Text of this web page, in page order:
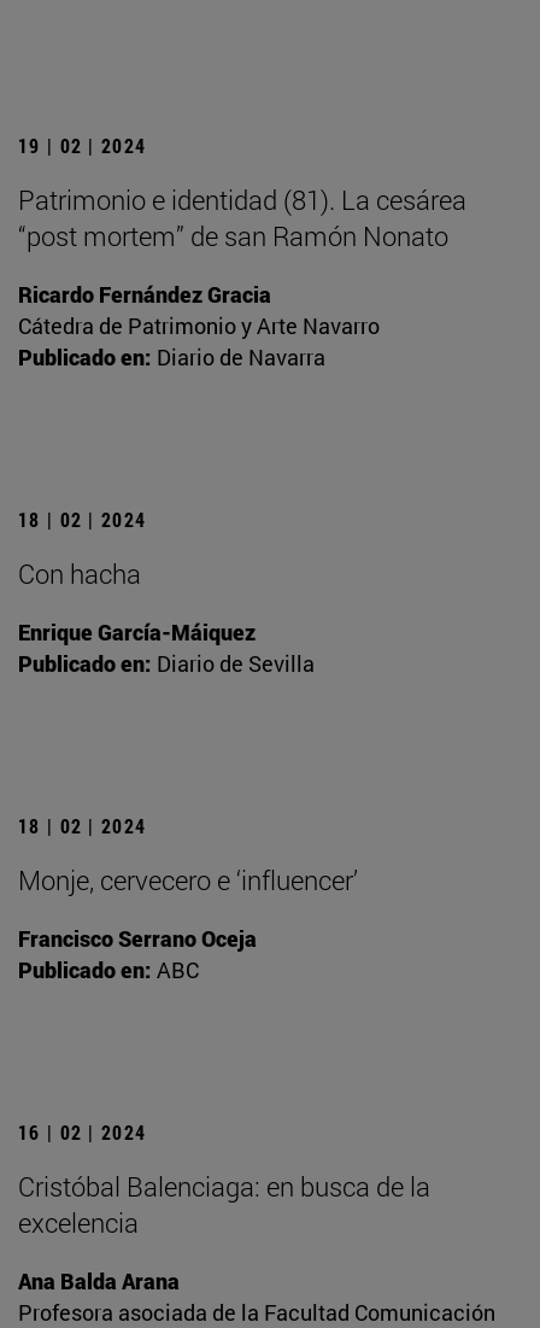
19 | 02 | 2024
Patrimonio e identidad (81). La cesárea
“post mortem” de san Ramón Nonato
Ricardo Fernández Gracia
Cátedra de Patrimonio y Arte Navarro
Publicado en: Diario de Navarra
18 | 02 | 2024
Con hacha
Enrique García-Máiquez
Publicado en: Diario de Sevilla
18 | 02 | 2024
Monje, cervecero e ‘influencer’
Francisco Serrano Oceja
Publicado en: ABC
16 | 02 | 2024
Cristóbal Balenciaga: en busca de la
excelencia
Ana Balda Arana
Profesora asociada de la Facultad Comunicación